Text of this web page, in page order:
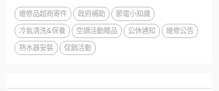
維修品超商寄件 政府補助
節電小知識
冷氣清洗&保養
空調活動贈品 公休通知
維修公告
熱水器安裝
促銷活動